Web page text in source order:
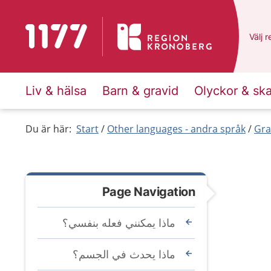
To start page for 1177 Du
Välj
Liv & hälsa Barn & gravid Olyckor &
Du är här: Start Other languages - andra språk
Page Navigation
ماذا يمكنني فعله بنفسي؟
ماذا يحدث في الجسم؟